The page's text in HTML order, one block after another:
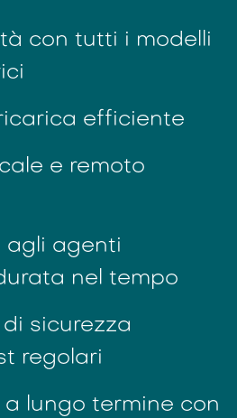
con tutti i modelli
efficiente
e remoto
agli agenti
nel tempo
di sicurezza
regolari
lungo termine con